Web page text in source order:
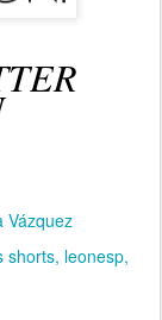
Vázquez
shorts leonesp